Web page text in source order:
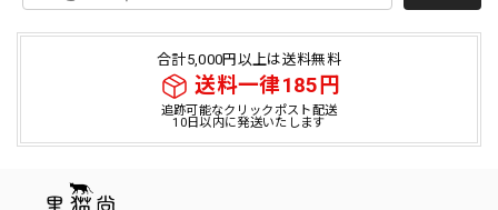
合計5,000円以上は送料無料
送料一律185円
追跡可能なクリックポスト配送
10日以内に発送いたします